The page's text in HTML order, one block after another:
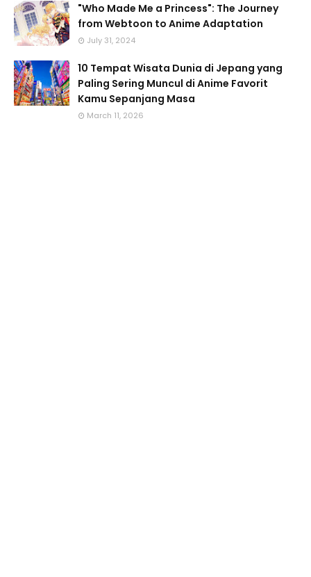
"Who Made Me a Princess": The Journey
from Webtoon to Anime Adaptation
July 31, 2024
10 Tempat Wisata Dunia di Jepang yang
Paling Sering Muncul di Anime Favorit
Kamu Sepanjang Masa
March 11, 2026